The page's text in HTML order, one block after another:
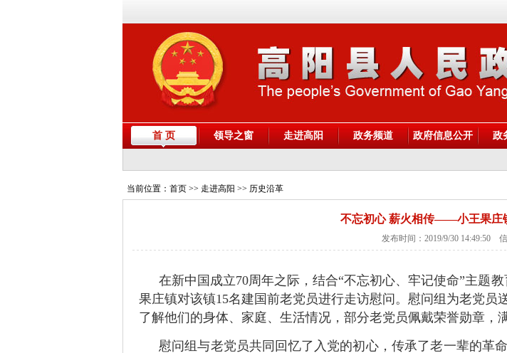
首 页 领导之窗 走进高阳 政务频道 政府信息公开 政
当前位置： 首页 >> 走进高阳 >> 历史沿革
不忘初心 薪火相传——小王果庄
发布时间：2019/9/30 14:49:50
在新中国成立70周年之际，结合“不忘初心、牢记使命”主题
果庄镇对该镇15名建国前老党员进行走访慰问。慰问组 为老党员
了解他们的身体、家庭、生活情况， 部分老党员佩戴荣誉勋章，
慰问组与老党员共同回忆了入党的初心，传承了老一辈的革